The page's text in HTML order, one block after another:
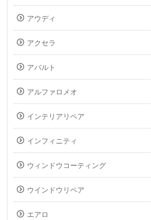
アウディ
アクセラ
アバルト
アルファロメオ
インテリアリペア
インフィニティ
ウィンドウコーティング
ウインドウリペア
エアロ